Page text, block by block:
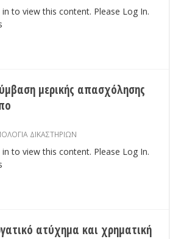
to view this content. Please Log In.
μερικής απασχόλησης
ΔΙΚΑΣΤΗΡΙΩΝ
to view this content. Please Log In.
ατύχημα και χρηματική